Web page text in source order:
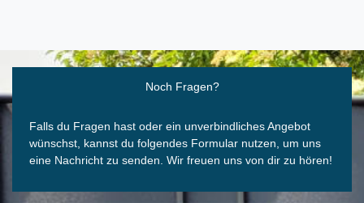
Noch Fragen?
Falls du Fragen hast oder ein unverbindliches Angebot
wünschst, kannst du folgendes Formular nutzen, um uns
eine Nachricht zu senden. Wir freuen uns von dir zu hören!
Ceres::Template.mailFormHoneypotLabel